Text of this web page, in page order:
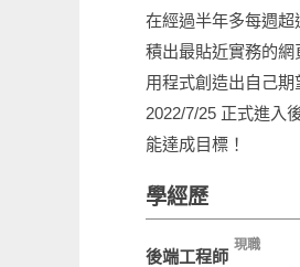
在經過半年多每週
積出最貼近實務的
用程式創造出自己期
2022/7/25 正式進入
能達成目標！
學經歷
後端工程師
現職